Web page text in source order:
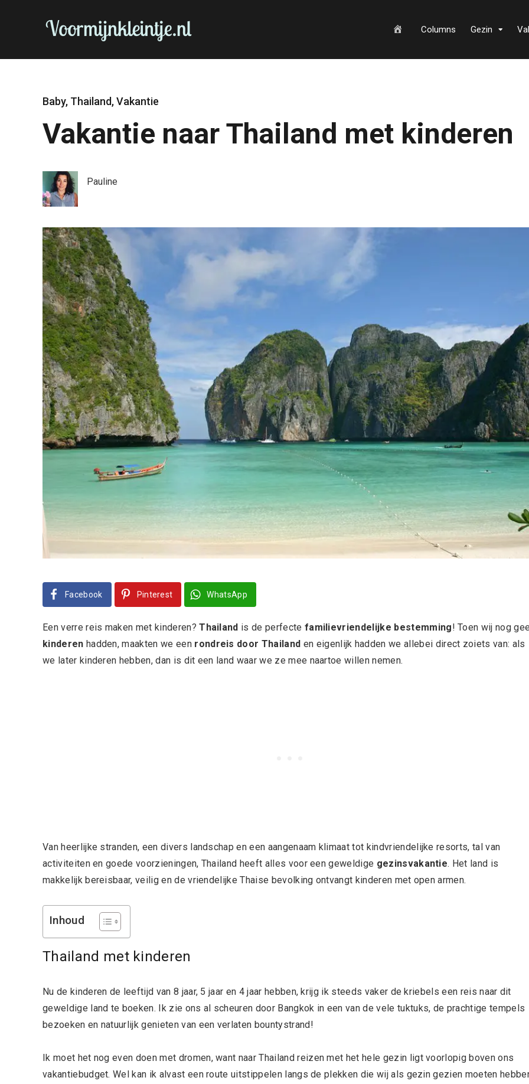
m
Columns Gezin
Baby, Thailand,Vakantie
Vakantie naar Thailand met kinderen
Pauline
Facebook Pinterest WhatsApp
Een verre reis maken met kinderen?Thailand is de perfecte familievriendelijke bestemming! Toen wij nog
kinderen hadden, maakten we eenrondreis door Thailand en eigenlijk hadden we allebei direct zoiets van: als
we later kinderen hebben, dan is dit een land waar we ze mee naartoe willen nemen.
Van heerlijke stranden, een divers landschap en een aangenaam klimaat tot kindvriendelijke resorts, tal van
activiteiten en goede voorzieningen, Thailand heeft alles voor een geweldige gezinsvakantie. Het land is
makkelijk bereisbaar, veilig en de vriendelijke Thaise bevolking ontvangt kinderen met open armen.
Inhoud
Thailand met kinderen
Nu de kinderen de leeftijd van 8 jaar, 5 jaar en 4 jaar hebben, krijg ik steeds vaker de kriebels een reis naar dit
geweldige land te boeken. Ik zie ons al scheuren door Bangkok in een van de vele tuktuks, de prachtige tempels
bezoeken en natuurlijk genieten van een verlaten bountystrand!
Ik moet het nog even doen met dromen, want naar Thailand reizen met het hele gezin ligt voorlopig boven ons
vakantiebudget. Wel kan ik alvast een route uitstippelen langs de plekken die wij als gezin gezien moeten